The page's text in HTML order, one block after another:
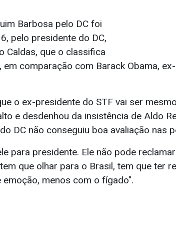
Barbosa pelo DC foi
pelo presidente do DC,
Caldas, que o classifica
em comparação com Barack Obama,
o ex-presidente do STF vai ser
e desdenhou da insistência de Aldo
DC não conseguiu boa avaliação nas
para presidente. Ele não pode
que olhar para o Brasil, tem que ter
menos com o fígado".